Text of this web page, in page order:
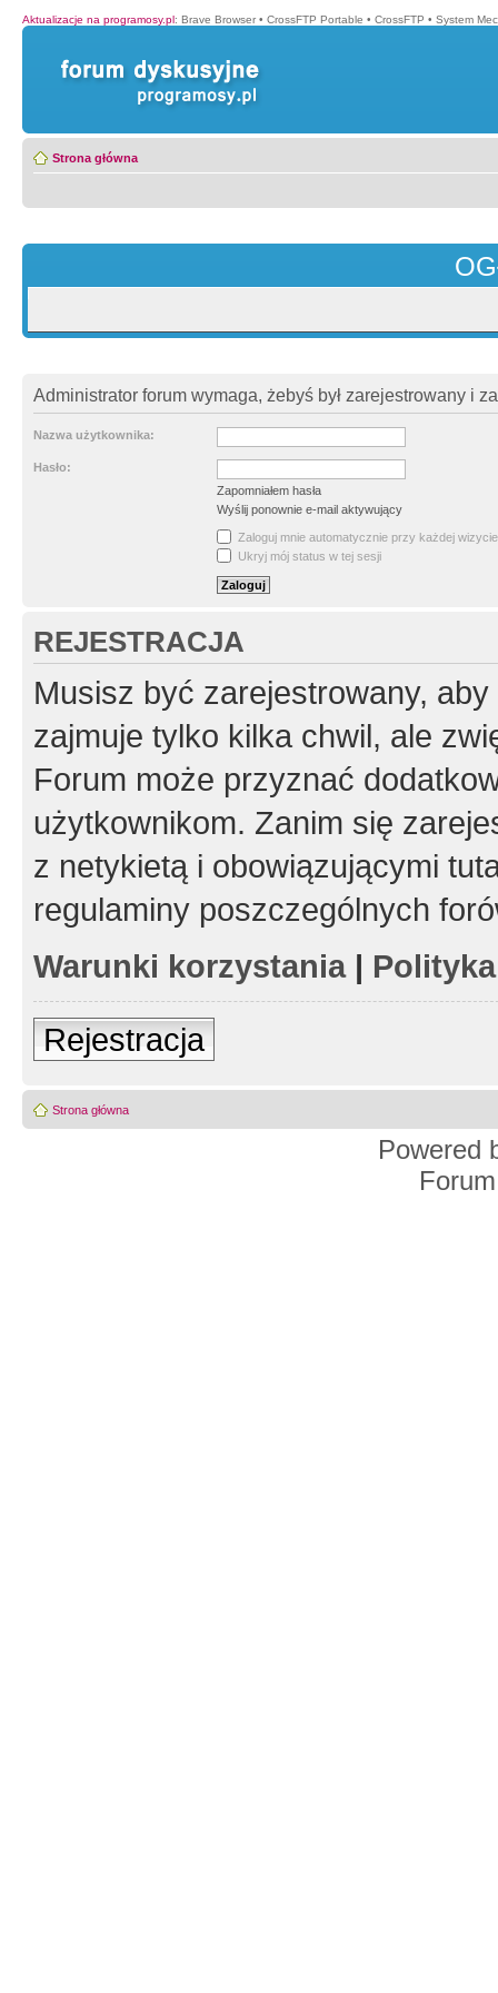
Aktualizacje na programosy.pl: Brave Browser • CrossFTP Portable • CrossFTP • System
Strona główna
Administrator forum wymaga, żebyś był zarejestrowany i
Nazwa użytkownika:
Hasło:
Zapomniałem hasła
Wyślij ponownie e-mail aktywujący
Zaloguj mnie automatycznie przy każdej wizycie
Ukryj mój status w tej sesji
REJESTRACJA
Musisz być zarejestrowany,
zajmuje tylko kilka chwil, ale
Forum może przyznać
użytkownikom. Zanim się
z netykietą i obowiązującymi
regulaminy poszczególnych
Warunki korzystania|
Rejestracja
Strona główna
Powered